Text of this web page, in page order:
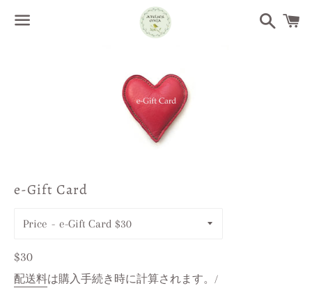
Search
e-Gift Card
Price
レ
ギ
$30
配送料は購入手続き時に計算されます。/